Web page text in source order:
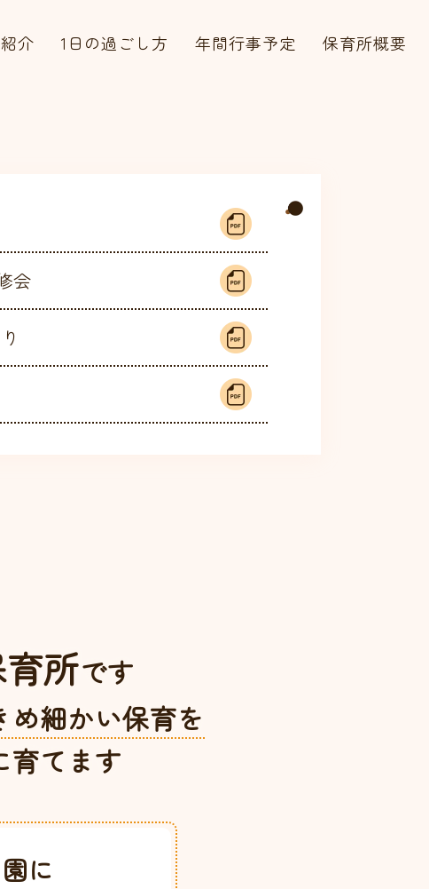
介 1日の過ごし方 年間行事予定 保育所概要
会
所です
め細かい保育を
育てます
に